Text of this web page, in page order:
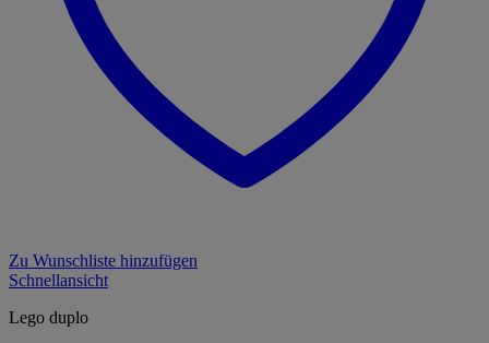
Zu Wunschliste hinzufügen
Schnellansicht
Lego duplo